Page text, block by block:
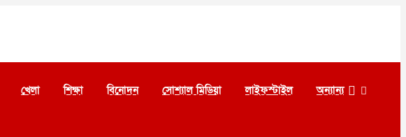
খেলা শিক্ষা বিনোদন সোশ্যাল মিডিয়া লাইফস্টাইল অন্যান্য